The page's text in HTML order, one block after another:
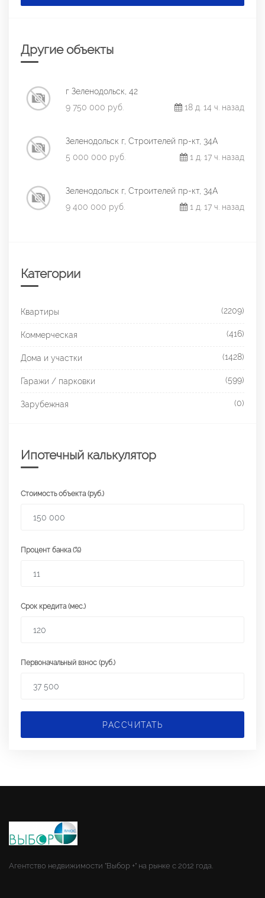
Другие объекты
г Зеленодольск, 42
9 750 000 руб.
18 д. 14 ч. назад
Зеленодольск г, Строителей пр-кт, 34А
5 000 000 руб.
1 д. 17 ч. назад
Зеленодольск г, Строителей пр-кт, 34А
9 400 000 руб.
1 д. 17 ч. назад
Категории
Квартиры (2209)
Коммерческая (416)
Дома и участки (1428)
Гаражи / парковки (599)
Зарубежная (0)
Ипотечный калькулятор
Стоимость объекта (руб.)
Процент банка (%)
Срок кредита (мес.)
Первоначальный взнос (руб.)
РАССЧИТАТЬ
Агентство недвижимости "Выбор +" на рынке с 2012 года.